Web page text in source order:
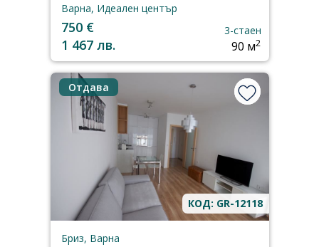
Варна, Идеален център
750 €
1 467 лв.
3-стаен
90 м2
Отдава
КОД: GR-12118
Бриз, Варна